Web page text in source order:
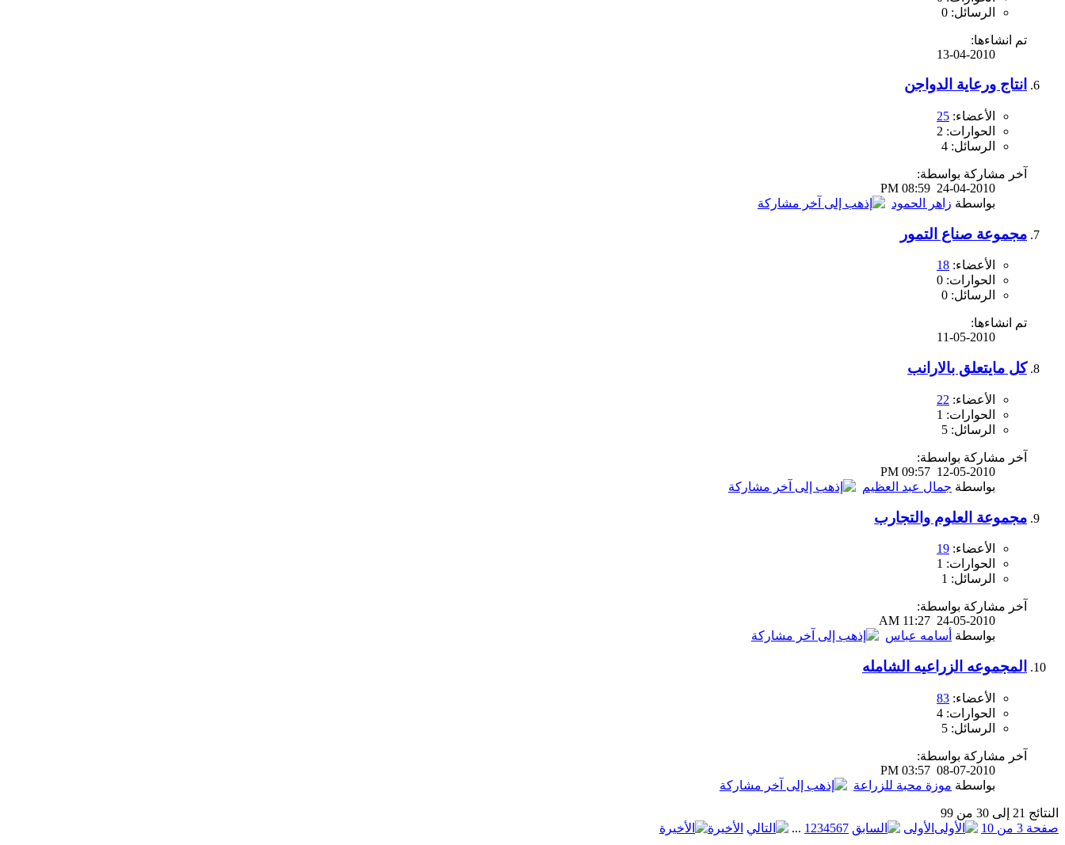
الرسائل: 0
تم انشاءها:
13-04-2010
انتاج ورعاية الدواجن
الأعضاء: 25
الحوارات: 2
الرسائل: 4
آخر مشاركة بواسطة:
24-04-2010
08:59 PM
بواسطة زاهر الحمود
مجموعة صناع التمور
الأعضاء: 18
الحوارات: 0
الرسائل: 0
تم انشاءها:
11-05-2010
كل مايتعلق بالارانب
الأعضاء: 22
الحوارات: 1
الرسائل: 5
آخر مشاركة بواسطة:
12-05-2010
09:57 PM
بواسطة جمال عبد العظيم
مجموعة العلوم والتجارب
الأعضاء: 19
الحوارات: 1
الرسائل: 1
آخر مشاركة بواسطة:
24-05-2010
11:27 AM
بواسطة أسامه عباس
المجموعه الزراعيه الشامله
الأعضاء: 83
الحوارات: 4
الرسائل: 5
آخر مشاركة بواسطة:
08-07-2010
03:57 PM
بواسطة موزة محبة للزراعة
النتائج 21 إلى 30 من 99
صفحة 3 من 10
الأولى 1 234567
... الأخيرة